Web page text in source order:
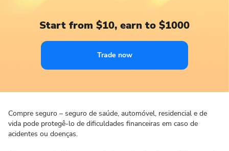
Start from $10, earn to $1000
Trade now
Compre seguro – seguro de saúde, automóvel, residencial e de
vida pode protegê-lo de dificuldades financeiras em caso de
acidentes ou doenças.